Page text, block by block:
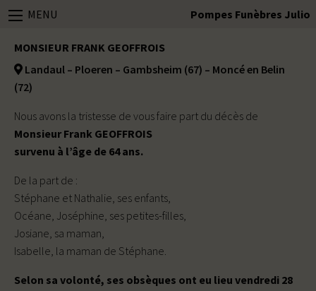
MENU Pompes Funèbres Julio
MONSIEUR FRANK GEOFFROIS
Landaul – Ploeren – Gambsheim (67) – Moncé en Belin
(72)
Nous avons la tristesse de vous faire part du décès de
Monsieur Frank GEOFFROIS
survenu à l’âge de 64 ans.
De la part de :
Stéphane et Nathalie, ses enfants,
Océane, Joséphine, ses petites-filles,
Josiane, sa maman,
Isabelle, la maman de Stéphane.
Selon sa volonté, ses obsèques ont eu lieu vendredi 28